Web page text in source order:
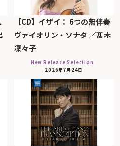
【CD】イザイ： 6つの無伴奏
ヴァイオリン・ソナタ ／髙木
凜々子
New Release Selection
2026年7月24日